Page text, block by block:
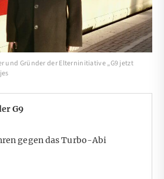
und Gründer der Elterninitiative „G9 jetzt
G9
gegen das Turbo-Abi